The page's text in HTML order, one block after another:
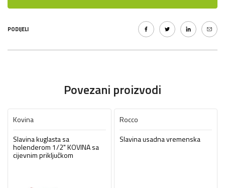
PODIJELI
Povezani proizvodi
Kovina
Slavina kuglasta sa
holenderom 1/2" KOVINA sa
cijevnim priključkom
Rocco
Slavina usadna vremenska